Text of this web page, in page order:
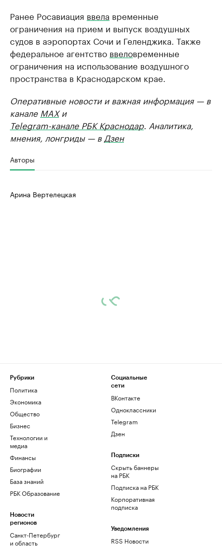
Ранее Росавиация ввела временные
ограничения на прием и выпуск воздушных
судов в аэропортах Сочи и Геленджика. Также
федеральное агентство ввеловременные
ограничения на использование воздушного
пространства в Краснодарском крае.
Оперативные новости и важная информация — в
канале MAXи
Telegram-канале РБК Краснодар. Аналитика,
мнения, лонгриды — в Дзен
Авторы
Арина Вертелецкая
Рубрики
Политика
Экономика
Общество
Бизнес
Технологии и
медиа
Финансы
Биографии
База знаний
РБК Образование
Новости
регионов
Санкт-Петербург
и область
Социальные
сети
ВКонтакте
Одноклассники
Telegram
Дзен
Подписки
Скрыть баннеры
на РБК
Подписка на РБК
Корпоративная
подписка
Уведомления
RSS Новости